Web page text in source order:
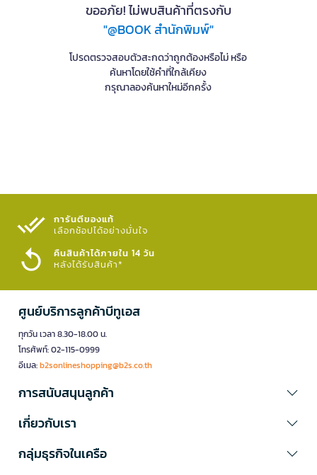
ขออภัย! ไม่พบสินค้าที่ตรงกับ
"@BOOK สำนักพิมพ์"
โปรดตรวจสอบตัวสะกดว่าถูกต้องหรือไม่ หรือ
ค้นหาโดยใช้คำที่ใกล้เคียง
กรุณาลองค้นหาใหม่อีกครั้ง
การันตีของแท้
เลือกช้อปได้อย่างมั่นใจ​
คืนสินค้าได้ภายใน 14 วัน
หลังได้รับสินค้า*
ศูนย์บริการลูกค้าบีทูเอส
ทุกวัน เวลา 8.30-18.00 น.
โทรศัพท์: 02-115-0999
อีเมล:b2sonlineshopping@b2s.co.th
การสนับสนุนลูกค้า
เกี่ยวกับเรา
กลุ่มธุรกิจในเครือ